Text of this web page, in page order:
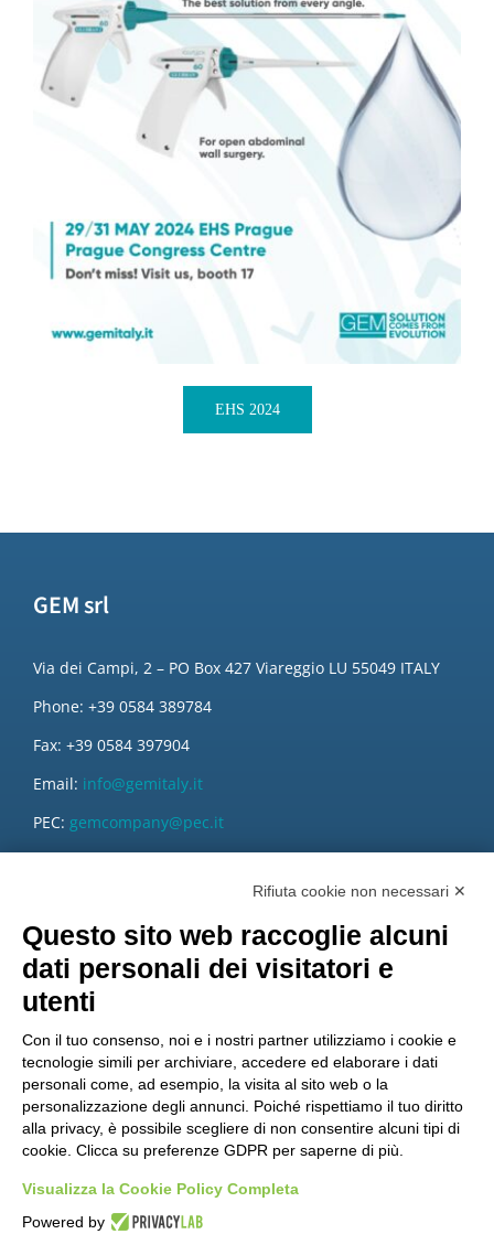
EHS 2024
GEM srl
Via dei Campi, 2 – PO Box 427 Viareggio LU 55049 ITALY
Phone: +39 0584 389784
Fax: +39 0584 397904
Email: info@gemitaly.it
PEC: gemcompany@pec.it
Rifiuta cookie non necessari ✕
Questo sito web raccoglie alcuni
dati personali dei visitatori e
utenti
Con il tuo consenso, noi e i nostri partner utilizziamo i cookie e
tecnologie simili per archiviare, accedere ed elaborare i dati
personali come, ad esempio, la visita al sito web o la
personalizzazione degli annunci. Poiché rispettiamo il tuo diritto
alla privacy, è possibile scegliere di non consentire alcuni tipi di
cookie. Clicca su preferenze GDPR per saperne di più.
Visualizza la Cookie Policy Completa
Powered by